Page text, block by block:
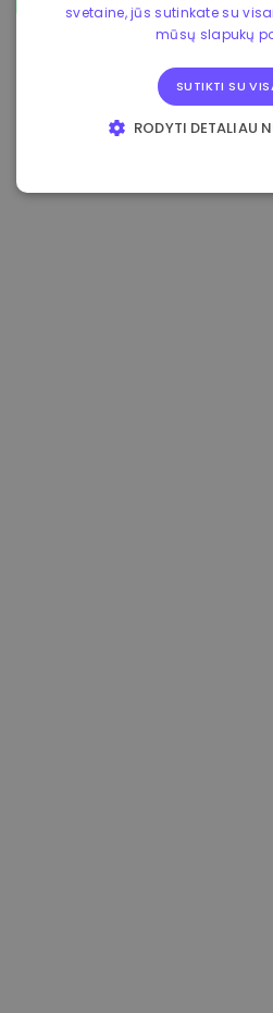
1.180000 €
svetaine, jūs sutinkate su
mūsų slapukų
SUTIKTI SU
RODYTI DETALIAU